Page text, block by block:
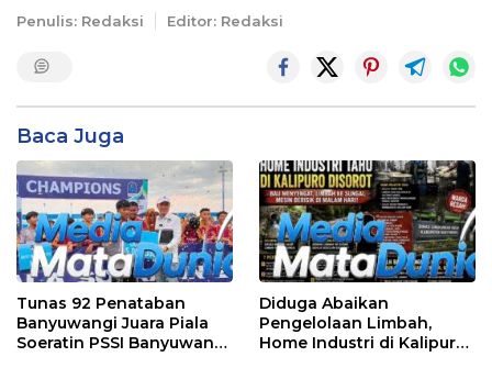
Penulis: Redaksi Editor: Redaksi
Baca Juga
Tunas 92 Penataban
Banyuwangi Juara Piala
Soeratin PSSI Banyuwangi
Diduga Abaikan
Pengelolaan Limbah,
Home Industri di Kalipuro